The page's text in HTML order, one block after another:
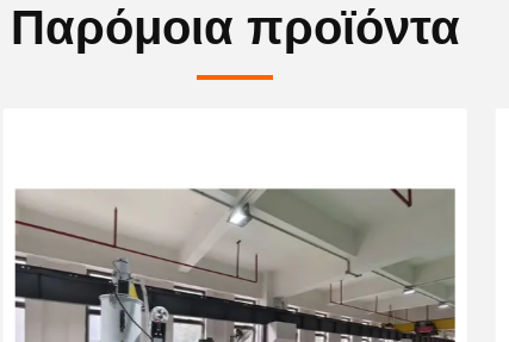
Παρόμοια προϊόντα